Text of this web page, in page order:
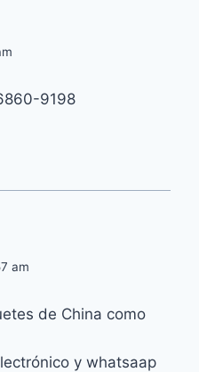
9198
am
de China como
y whatsaap